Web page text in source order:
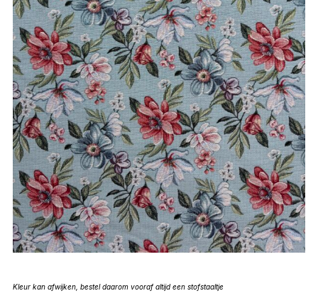
Kleur kan afwijken, bestel daarom vooraf altijd een stofstaaltje